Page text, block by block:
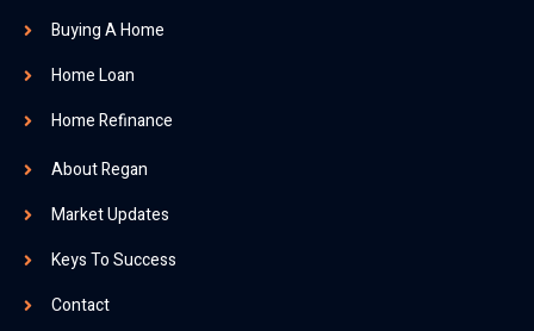
Buying A Home
Home Loan
Home Refinance
About Regan
Market Updates
Keys To Success
Contact